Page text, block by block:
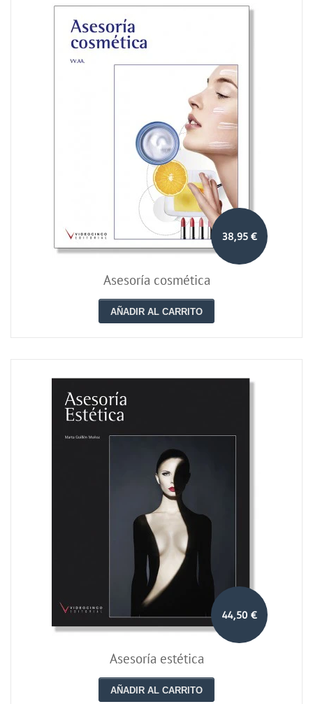
38,95 €
Asesoría cosmética
AÑADIR AL CARRITO
44,50 €
Asesoría estética
AÑADIR AL CARRITO